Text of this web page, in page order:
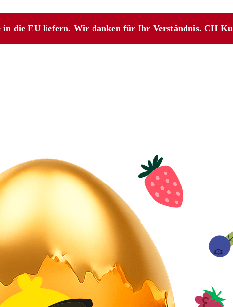
die EU liefern. Wir danken für Ihr Verständnis. CH